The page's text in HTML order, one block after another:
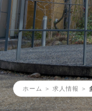
ホーム 求人情報